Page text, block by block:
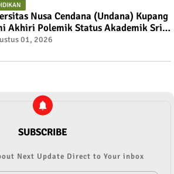
Nusa Cendana (Undana) Kupang
Akhiri Polemik Status Akademik Sri
Hamza Melalui Mekanisme Dialog
01, 2026
SUBSCRIBE
Next Update Direct to Your inbox